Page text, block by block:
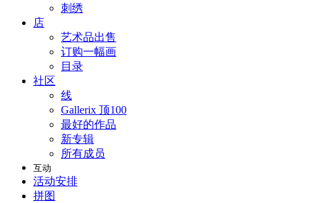
刺绣
店
艺术品出售
订购一幅画
目录
社区
线
Gallerix 顶100
最好的作品
新专辑
所有成员
互动
活动安排
拼图